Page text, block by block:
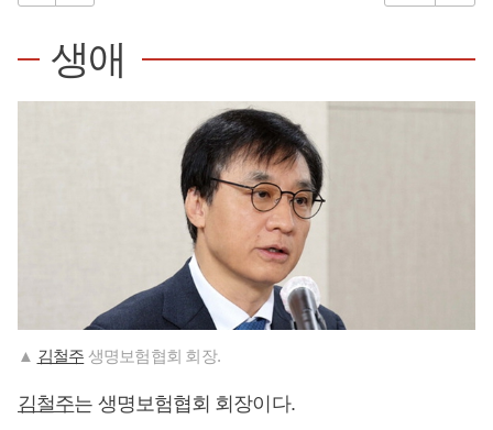
생애
▲ 김철주 생명보험협회 회장.
김철주는 생명보험협회 회장이다.